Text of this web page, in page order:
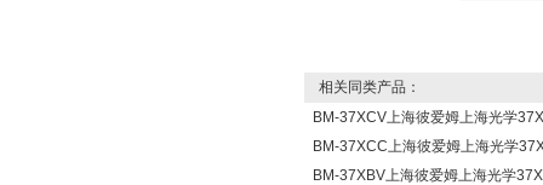
相关同类产品：
BM-37XCV上海彼爱姆上海光学
BM-37XCC上海彼爱姆上海光学
BM-37XBV上海彼爱姆上海光学